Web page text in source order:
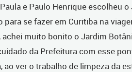
e Paulo Henrique escolheu
se fazer em Curitiba na
achei muito bonito o Jardim
da Prefeitura com esse
ao ver o trabalho de limpeza da